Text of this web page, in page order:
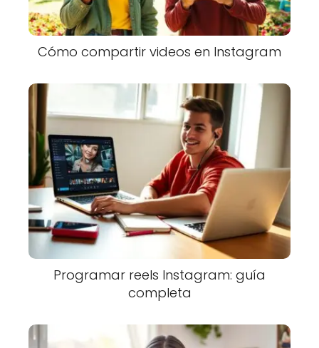
Cómo compartir videos en Instagram
Programar reels Instagram: guía
completa